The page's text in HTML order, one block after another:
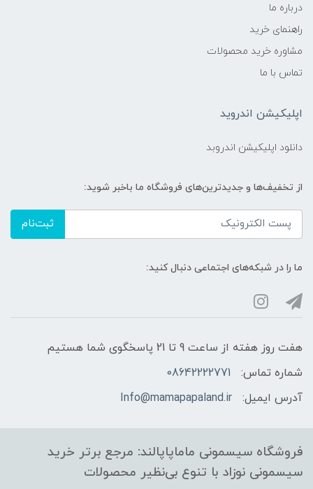
درباره ما
راهنمای خرید
مشاوره خرید محصولات
تماس با ما
اپلیکیشن اندروید
دانلود اپلیکیشن اندروبد
از تخفیف‌ها و جدیدترین‌های فروشگاه ما باخبر شوید:
ثبت‌نام
ما را در شبکه‌های اجتماعی دنبال کنید:
هفت روز هفته از ساعت 9 تا 21 پاسخگوی شما هستیم
شماره تماس:
08642222771
آدرس ایمیل:
Info@mamapapaland.ir
فروشگاه سیسمونی ماماپاپالند: مرجع برتر خرید
سیسمونی نوزاد با تنوع بی‌نظیر محصولات